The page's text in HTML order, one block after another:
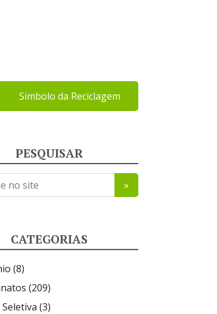
Simbolo da Reciclagem
PESQUISAR
CATEGORIAS
(8)
(209)
(3)